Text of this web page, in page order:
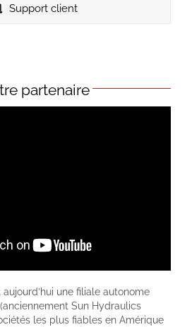
Support client
partenaire
une filiale autonome
Sun Hydraulics
les plus fiables en Amérique